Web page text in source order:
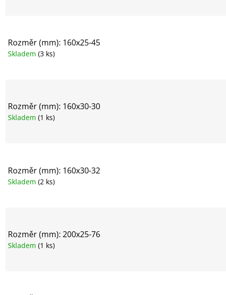
Rozměr (mm): 160x25-45
Skladem (3 ks)
Rozměr (mm): 160x30-30
Skladem (1 ks)
Rozměr (mm): 160x30-32
Skladem (2 ks)
Rozměr (mm): 200x25-76
Skladem (1 ks)